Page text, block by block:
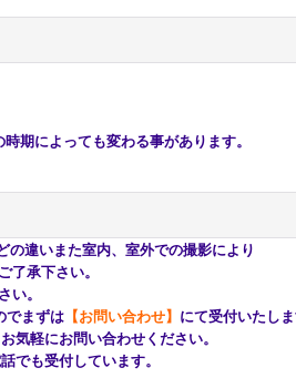
によっても変わる事があります。
の違いまた室内、室外での撮影により
承下さい。
。
まずは 【お問い合わせ】 にて受付いた
お気軽にお問い合わせください。
も受付しています。